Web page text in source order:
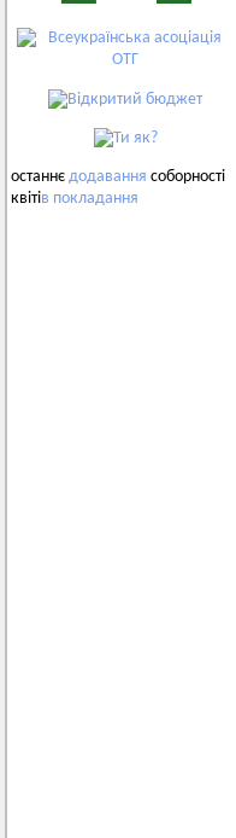
останнє додавання соборності
квітів покладання